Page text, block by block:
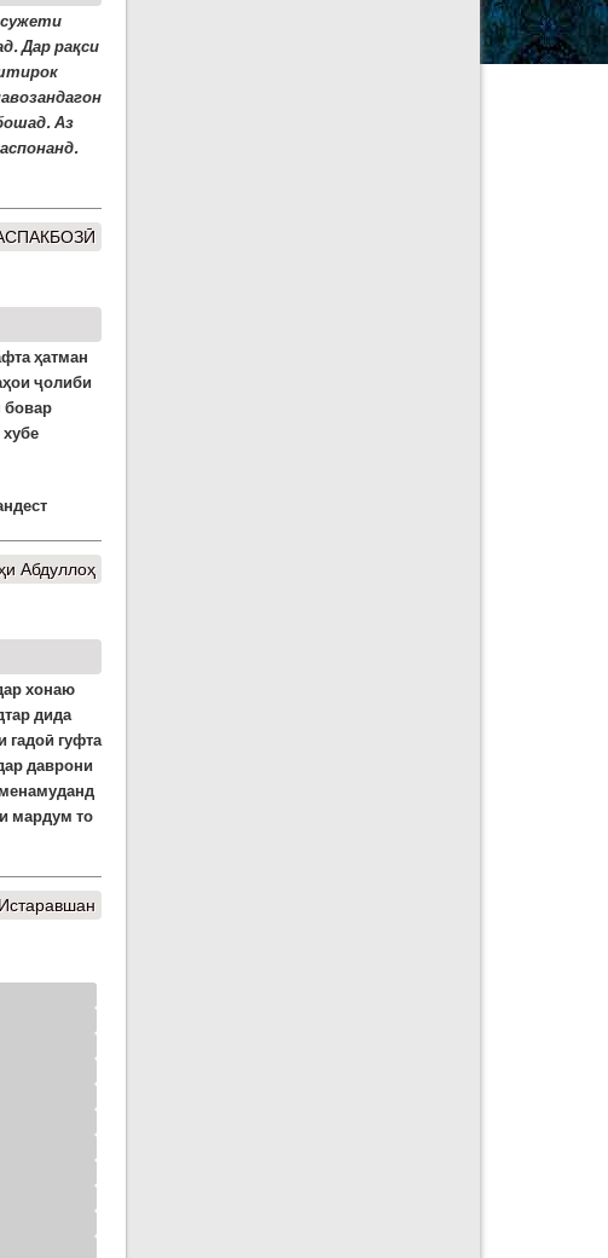
. Дар рақси
возандагон
Аз
ҳатман
ҷолиби
бовар
Абдуллоҳ
хонаю
дида
гуфта
даврони
мардум то